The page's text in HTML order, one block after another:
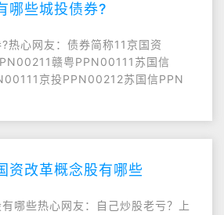
哪些城投债券?
热心网友：债券简称11京国资
赣粤PPN00111苏国信
京投PPN00212苏国信PPN
资改革概念股有哪些
哪些热心网友：自己炒股老亏？上